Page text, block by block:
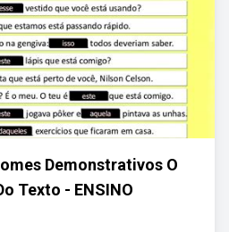
Demonstrativos O
Texto - ENSINO